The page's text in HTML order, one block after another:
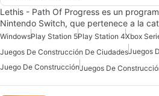
Lethis - Path Of Progress es un
Nintendo Switch, que pertenece a la
WindowsPlay Station 5Play Station 4Xbox
Juegos De Construcción De CiudadesJuegos
Juego De ConstrucciónJuegos De